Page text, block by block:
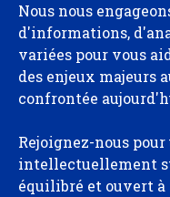
Nous nous
d'informations,
variées pour vous
des enjeux majeurs
confrontée
Rejoignez-nous
intellectuellement
équilibré et ouvert